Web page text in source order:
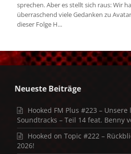
Discord
sprechen. Aber es stellt sich raus: Wir
überraschend viele Gedanken zu
dieser Folge H...
Neueste Beiträge
Hooked FM Plus #223 –
Soundtracks – Teil 14 feat. Benny
Hooked on Topic #222 –
2026!